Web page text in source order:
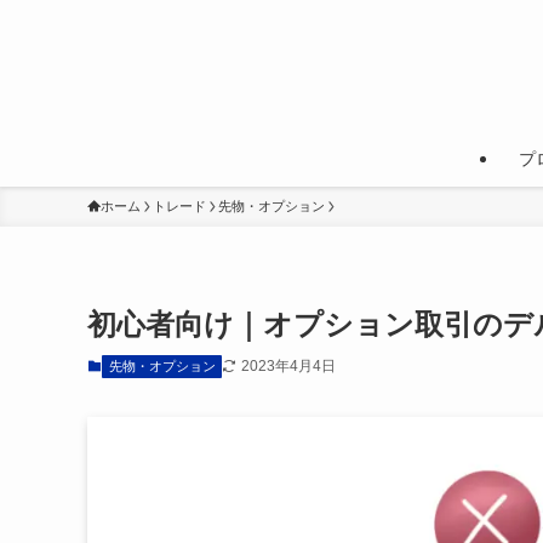
プ
ホーム トレード 先物・オプション
初心者向け｜オプション取引の
先物・オプション 2023年4月4日